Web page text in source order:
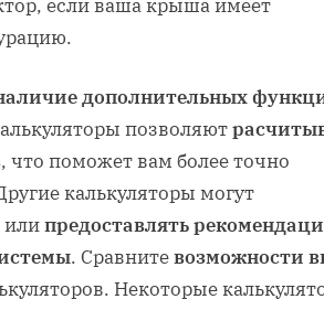
если ваша крыша имеет
дополнительных
позволяют
, что поможет вам более точно
калькуляторы могут
илипредоставлять
. Сравнитевозможности
Некоторые